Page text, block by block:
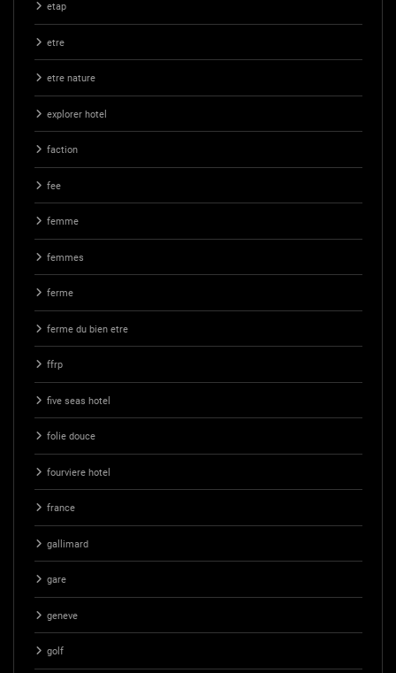
etap
etre
etre nature
explorer hotel
faction
fee
femme
femmes
ferme
ferme du bien etre
ffrp
five seas hotel
folie douce
fourviere hotel
france
gallimard
gare
geneve
golf